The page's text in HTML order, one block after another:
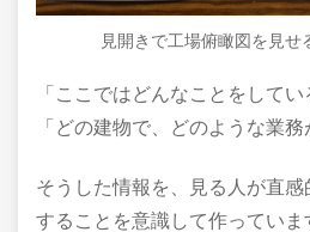
見開きで工場俯瞰図を見せ
「ここではどんなことをしてい
「どの建物で、どのような業務
そうした情報を、見る人が直
することを意識して作っていま